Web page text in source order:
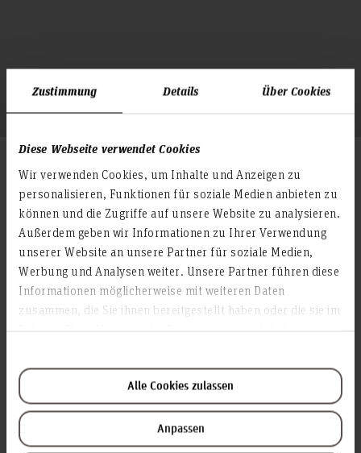
Zustimmung Details Über Cookies
Diese Webseite verwendet Cookies
Wir verwenden Cookies, um Inhalte und Anzeigen zu
personalisieren, Funktionen für soziale Medien anbieten zu
können und die Zugriffe auf unsere Website zu analysieren.
Außerdem geben wir Informationen zu Ihrer Verwendung
unserer Website an unsere Partner für soziale Medien,
Werbung und Analysen weiter. Unsere Partner führen diese
Informationen möglicherweise mit weiteren Daten
zusammen, die Sie ihnen bereitgestellt haben oder die sie im
Alle Cookies zulassen
Anpassen
Studienablauf Schwerpunkt
Intelligente Produktionssysteme
© Fakultät II
Fachliche Inhalte & Themen
♦ Energieeffizienz
♦ Nachhaltigkeit